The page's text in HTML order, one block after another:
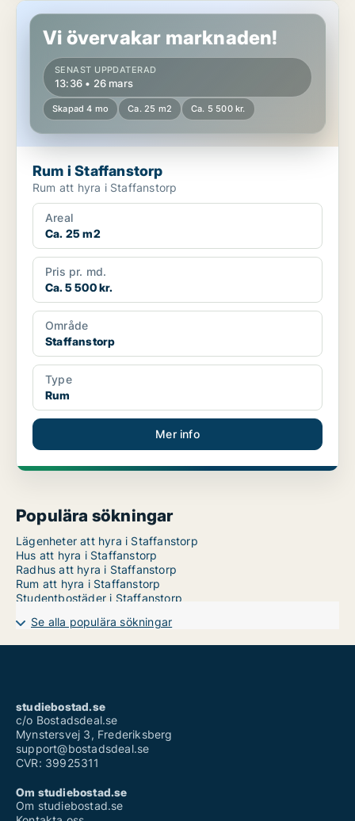
Rum i Staffanstorp
Vi övervakar marknaden!
SENAST UPPDATERAD
13:36 • 26 mars
Skapad 4 mo Ca. 25 m2 Ca. 5 500 kr.
Rum i Staffanstorp
Rum att hyra i Staffanstorp
Areal
Ca. 25 m2
Pris pr. md.
Ca. 5 500 kr.
Område
Staffanstorp
Type
Rum
Mer info
Populära sökningar
Lägenheter att hyra i Staffanstorp
Hus att hyra i Staffanstorp
Radhus att hyra i Staffanstorp
Rum att hyra i Staffanstorp
Studentbostäder i Staffanstorp
Se alla populära sökningar
studiebostad.se
c/o Bostadsdeal.se
Mynstersvej 3, Frederiksberg
support@bostadsdeal.se
CVR: 39925311
Om studiebostad.se
Om studiebostad.se